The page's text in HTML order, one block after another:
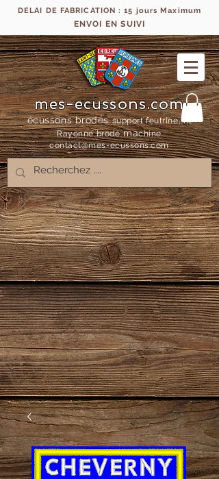
DELAI DE FABRICATION : 15 jours Maximum
ENVOI EN SUIVI
mes-ecussons.com
écussons brodés support feutrine, fil
Rayonne brodémachine
contact@mes-ecussons.com